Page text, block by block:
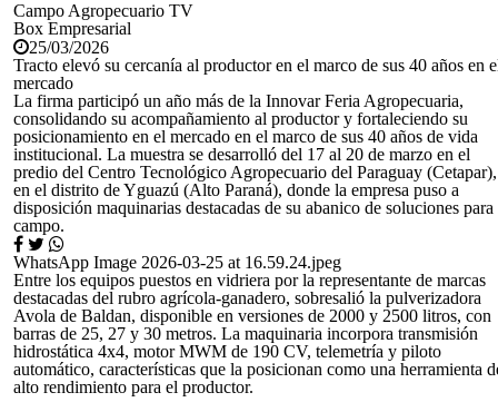
Campo Agropecuario TV
Box Empresarial
25/03/2026
Tracto elevó su cercanía al productor en el marco de sus 40 años en
mercado
La firma participó un año más de la Innovar Feria Agropecuaria,
consolidando su acompañamiento al productor y fortaleciendo su
posicionamiento en el mercado en el marco de sus 40 años de vida
institucional. La muestra se desarrolló del 17 al 20 de marzo en el
predio del Centro Tecnológico Agropecuario del Paraguay (Cetapar),
en el distrito de Yguazú (Alto Paraná), donde la empresa puso a
disposición maquinarias destacadas de su abanico de soluciones para
campo.
WhatsApp Image 2026-03-25 at 16.59.24.jpeg
Entre los equipos puestos en vidriera por la representante de marcas
destacadas del rubro agrícola-ganadero, sobresalió la pulverizadora
Avola de Baldan, disponible en versiones de 2000 y 2500 litros, con
barras de 25, 27 y 30 metros. La maquinaria incorpora transmisión
hidrostática 4x4, motor MWM de 190 CV, telemetría y piloto
automático, características que la posicionan como una herramienta
alto rendimiento para el productor.